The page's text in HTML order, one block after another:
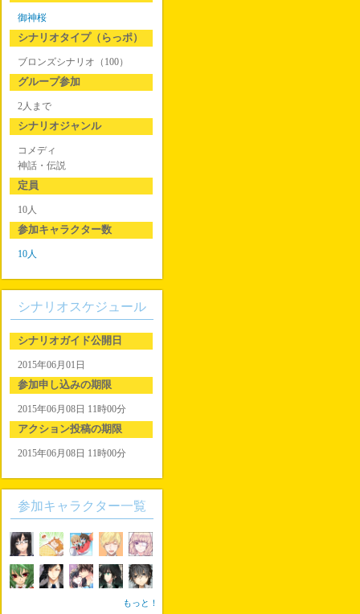
御神桜
シナリオタイプ（らっポ）
ブロンズシナリオ（100）
グループ参加
2人まで
シナリオジャンル
コメディ
神話・伝説
定員
10人
参加キャラクター数
10人
シナリオスケジュール
シナリオガイド公開日
2015年06月01日
参加申し込みの期限
2015年06月08日 11時00分
アクション投稿の期限
2015年06月08日 11時00分
参加キャラクター一覧
もっと！